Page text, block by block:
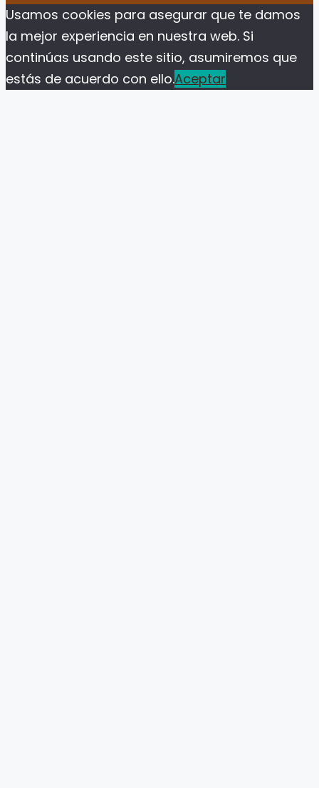
Usamos cookies para asegurar que te damos
la mejor experiencia en nuestra web. Si
continúas usando este sitio, asumiremos que
estás de acuerdo con ello.Aceptar